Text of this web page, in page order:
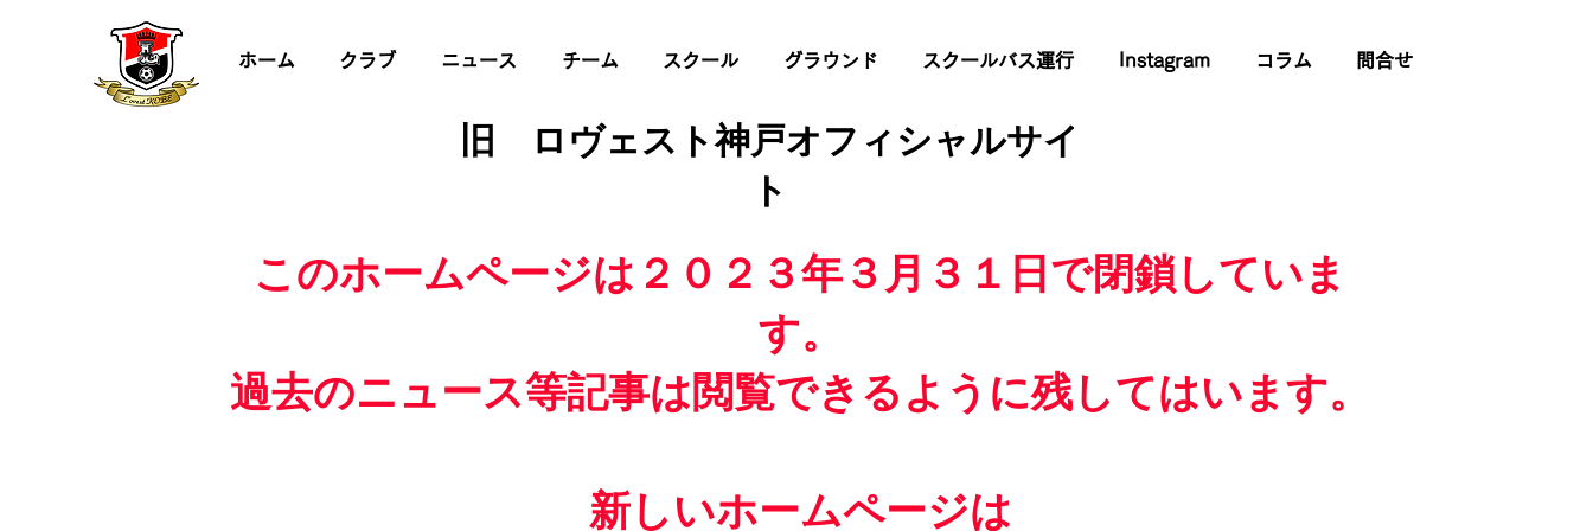
ホーム クラブ ニュース チーム スクール グラウンド スクールバス運行 Instagram コラム 問合せ
旧 ロヴェスト神戸オフィシャルサイ
ト
このホームページは２０２３年３月３１日で閉鎖していま
す。
過去のニュース等記事は閲覧できるように残してはいます。
新しいホームページは